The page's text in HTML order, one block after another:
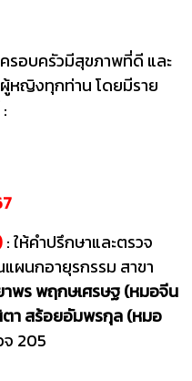
รอบครัวมีสุขภาพที่ดี และ
หญิงทุกท่าน โดยมีราย
: ให้คำปรึกษาและตรวจ
ผนกอายุรกรรม สาขา
พร พฤกษเศรษฐ (หมอจีน
า สร้อยอัมพรกุล (หมอ
205